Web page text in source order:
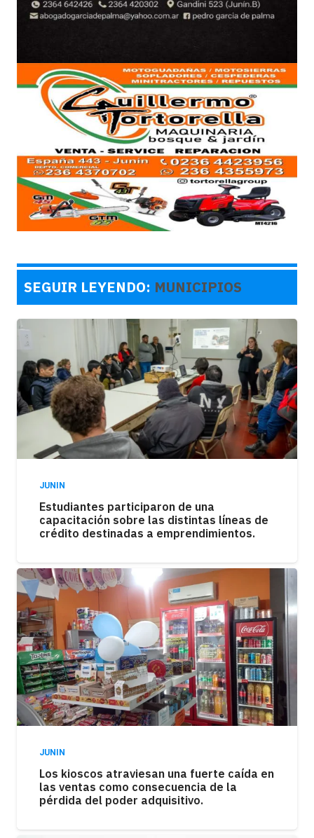
SEGUIR LEYENDO: MUNICIPIOS
JUNIN
Estudiantes participaron de una
capacitación sobre las distintas líneas de
crédito destinadas a emprendimientos.
JUNIN
Los kioscos atraviesan una fuerte caída en
las ventas como consecuencia de la
pérdida del poder adquisitivo.